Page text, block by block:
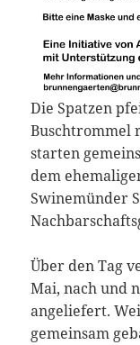
Die Spatzen
Buschtrommel
starten
dem
Swinemünder
Über den Tag
Mai, nach und
angeliefert.
gemeinsam